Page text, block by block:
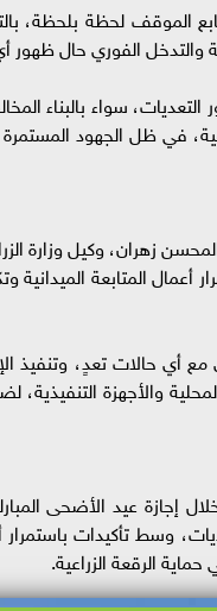
لحظة بلحظة،
والتدخل الفوري حال ظهور
سواء بالبناء
في ظل الجهود المستمرة
زهران، وكيل وزارة
المتابعة الميدانية
أي حالات تعدٍ، وتنفيذ
والأجهزة التنفيذية،
إجازة عيد الأضحى
وسط تأكيدات باستمرار
الرقعة الزراعية.